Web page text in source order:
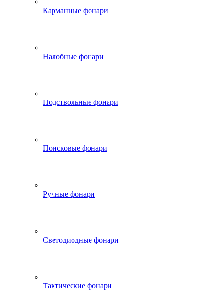
Карманные фонари
Налобные фонари
Подствольные фонари
Поисковые фонари
Ручные фонари
Светодиодные фонари
Тактические фонари